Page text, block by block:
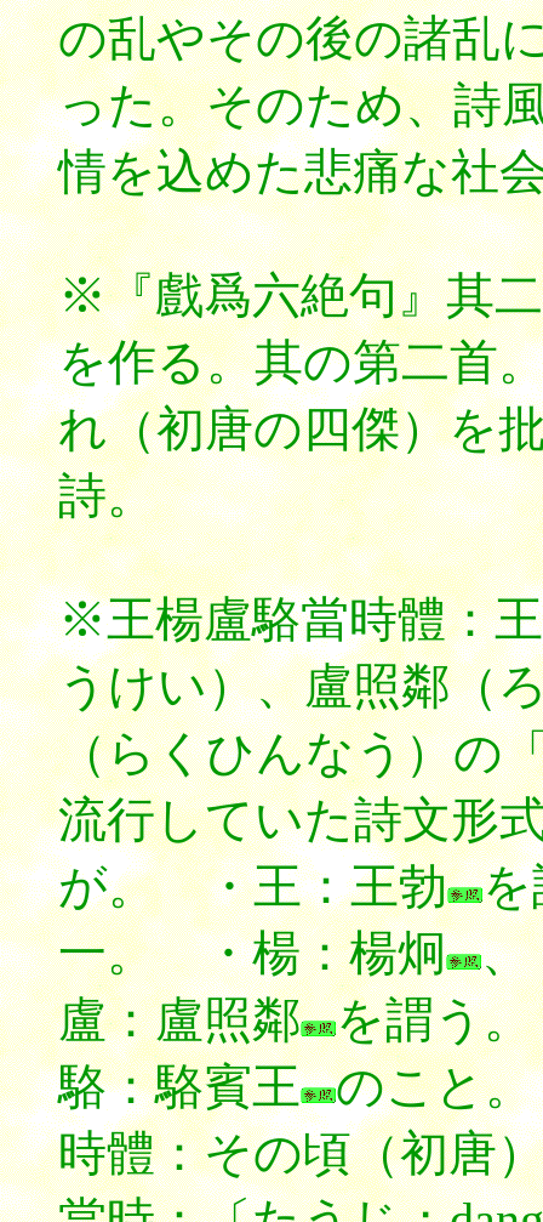
の乱やその後の諸乱
った。そのため、詩
情を込めた悲痛な社
※『戲爲六絶句』其
を作る。其の第二首
れ（初唐の四傑）を
詩。
※王楊盧駱當時體：
うけい）、盧照鄰（
（らくひんなう）の
流行していた詩文形
が。 ・王：王勃
を
一。 ・楊：楊炯
盧：盧照鄰
を謂う
駱：駱賓王
のこと
時體：その頃（初唐